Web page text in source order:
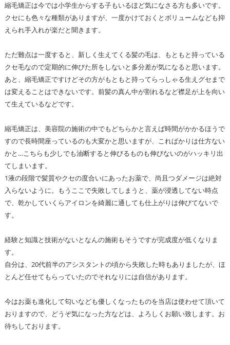
縮毛矯正は今では小学生からする子もいるほど気になさる方も多いです。
クセにも色々な種類がありますが、一度かけておくとボリュームなども抑
えられ手入れが楽だと聞きます。
ただ難点は一度すると、新しく生えてくる髪の毛は、もともと持っている
クセ毛なので定期的に伸びた所をしないと多分差が気になると思います。
あと、縮毛矯正ですけどその方がもともと持ってらっしゃる生えグセまで
は変えることはできないです。前髪の真ん中が割れるなど襟足が上を向い
て生えているなどです。
縮毛矯正は、美容院の施術の中でもどちらかと言えば時間がかかるほうで
すので長時間座っているのも大変かと思いますが、こればかりは仕方ない
かと…こちらも少しでも油断すると伸びるものも伸びないのがハッキリ出
てしまいます。
1液の段階で髪質やクセの度合いにあったお薬で、尚且つダメージは絶対
入らないように。もうここで失敗してしまうと、薬が浸透してない時点
で、乾かしていくらアイロンを綺麗に通しても仕上がりは伸びてないで
す。
経験と知識と技術がないとなんの施術もそうですが完成度が低くなりま
す。
自分は、20代前半のアシスタントの頃から失敗した時もありましたが、ほ
とんど任せてもらっていたのでそれなりには自信があります。
今はお薬も進化して匂いなども優しくなったものを当店は使わせて頂いて
おりますので、どうぞ気になった方などは、よろしくお願い致します。お
待ちしております。